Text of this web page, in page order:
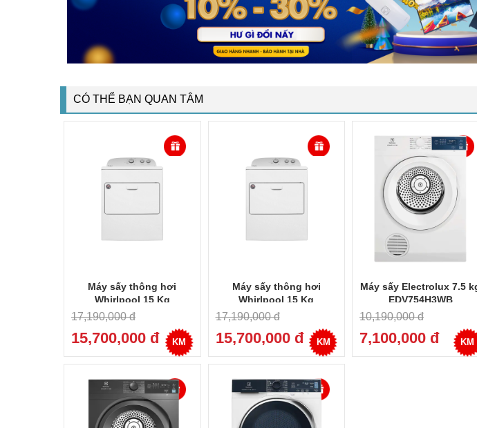
CÓ THỂ BẠN QUAN TÂM
Máy sấy thông hơi
Whirlpool 15 Kg
3LWED4705FW
17,190,000 đ
15,700,000 đ KM
Máy sấy thông hơi
Whirlpool 15 Kg
3LWED4815FW
17,190,000 đ
15,700,000 đ KM
Máy sấy Electrolux 7.5
EDV754H3WB
10,190,000 đ
7,100,000 đ KM